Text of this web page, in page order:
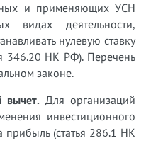
и применяющих УСН
видах деятельности,
нулевую ставку
346.20 НК РФ). Перечень
законе.
вычет. Для организаций
инвестиционного
прибыль (статья 286.1 НК